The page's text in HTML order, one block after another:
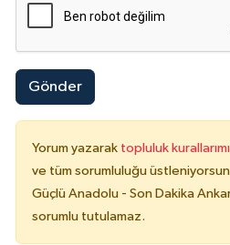
Gönder
Yorum yazarak topluluk
ve tüm sorumluluğu
Güçlü Anadolu - Son Dakika
sorumlu tutulamaz.